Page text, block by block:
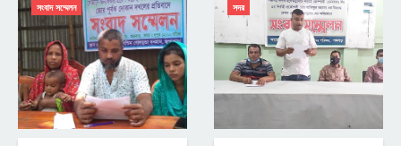
সংবাদ সম্মেলন সদর